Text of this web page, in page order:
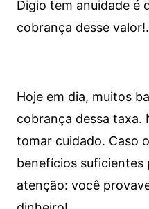
Digio tem anuidade é
cobrança desse valor!.
Hoje em dia, muitos
cobrança dessa taxa.
tomar cuidado. Caso
benefícios suficientes
atenção: você